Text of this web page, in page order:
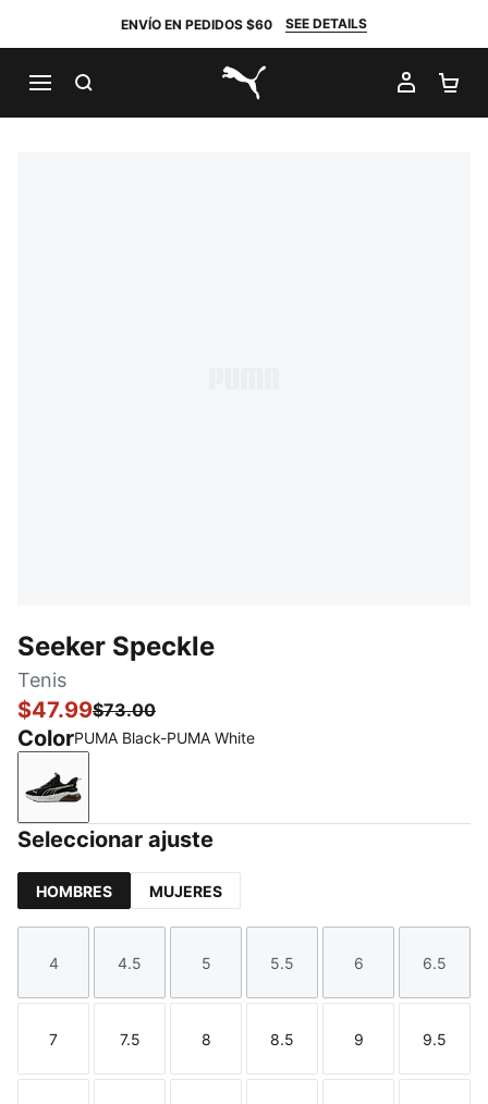
ENVÍO EN PEDIDOS $60 SEE DETAILS
PUMA.com
MI
Seeker Speckle
Tenis
$47.99$73.00
ColorPUMA Black-PUMA White
PUMA Black-PUMA White
Seleccionar ajuste
HOMBRES MUJERES
Talla
4
Talla
4.5
Talla
5
Talla
5.5
Talla
6
Talla
6.5
Talla
7
Talla
7.5
Talla
8
Talla
8.5
Talla
9
Talla
9.5